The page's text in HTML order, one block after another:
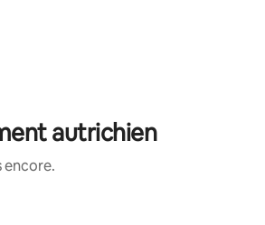
autrichien
encore.